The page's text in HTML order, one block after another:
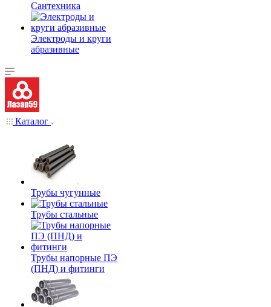
Сантехника
Электроды и круги
абразивные
Каталог
Трубы чугунные
Трубы стальные
Трубы напорные ПЭ
(ПНД) и фитинги